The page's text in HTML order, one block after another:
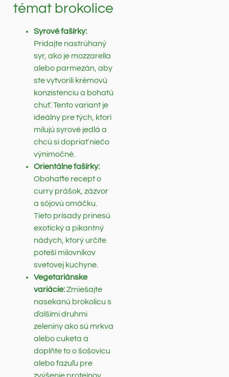
témat brokolice
Syrové fašírky:
Pridajte nastrúhaný
syr, ako je mozzarella
alebo parmezán, aby
ste vytvorili krémovú
konzistenciu a bohatú
chuť. Tento variant je
ideálny pre tých, ktorí
milujú syrové jedlá a
chcú si dopriať niečo
výnimočné.
Orientálne fašírky:
Obohaťte recept o
curry prášok, zázvor
a sójovú omáčku.
Tieto prísady prinesú
exotický a pikantný
nádych, ktorý určite
poteší milovníkov
svetovej kuchyne.
Vegetariánske
variácie:Zmiešajte
nasekanú brokolicu s
ďalšími druhmi
zeleniny ako sú mrkva
alebo cuketa a
doplňte to o šošovicu
alebo fazuľu pre